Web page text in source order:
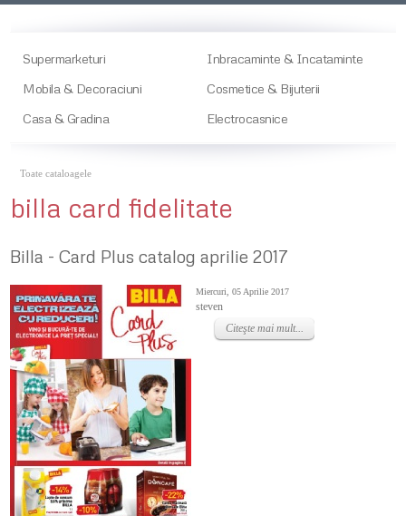
Supermarketuri
Inbracaminte & Incataminte
Mobila & Decoraciuni
Cosmetice & Bijuterii
Casa & Gradina
Electrocasnice
Toate cataloagele
billa card fidelitate
Billa - Card Plus catalog aprilie 2017
Miercuri, 05 Aprilie 2017
steven
Citeşte mai mult...